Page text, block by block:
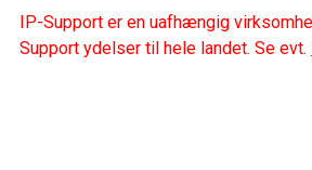
IP-Support er en uafhængig
Support ydelser til hele landet. Se evt.